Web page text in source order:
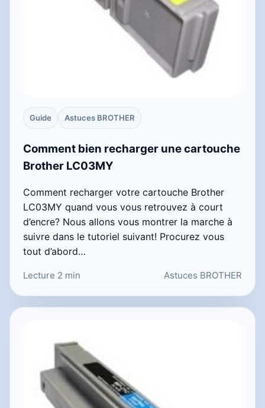
Guide Astuces BROTHER
Comment bien recharger une cartouche
Brother LC03MY
Comment recharger votre cartouche Brother
LC03MY quand vous vous retrouvez à court
d’encre? Nous allons vous montrer la marche à
suivre dans le tutoriel suivant! Procurez vous
tout d’abord…
Lecture 2 min Astuces BROTHER